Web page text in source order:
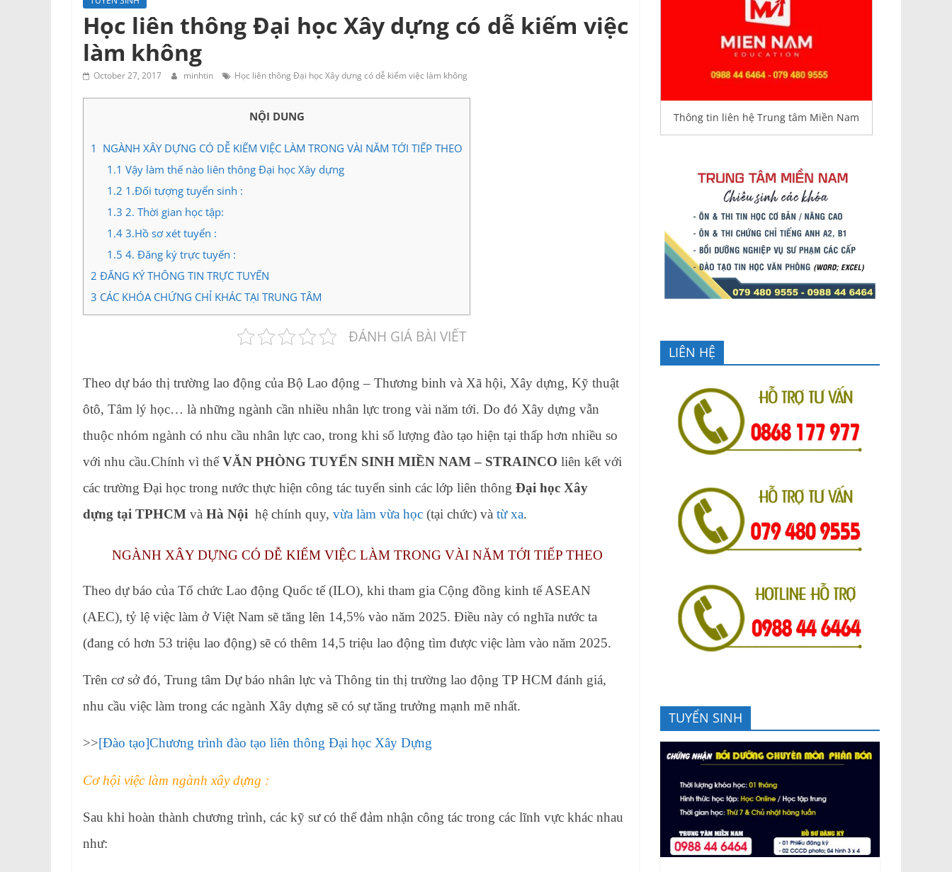
Tư
vấn
Miền
Nam
Học liên thông Đại học Xây dựng có dễ kiếm việc
làm không
October 27, 2017 minhtin Học liên thông Đại học Xây dựng có dễ kiếm việc làm không
NỘI DUNG
1 NGÀNH XÂY DỰNG CÓ DỄ KIẾM VIỆC LÀM TRONG VÀI NĂM TỚI TIẾP THEO
1.1 Vậy làm thế nào liên thông Đại học Xây dựng
1.2 1.Đối tượng tuyển sinh :
1.3 2. Thời gian học tập:
1.43.Hồ sơ xét tuyển :
1.5 4. Đăng ký trực tuyến :
2 ĐĂNG KÝ THÔNG TIN TRỰC TUYẾN
3 CÁC KHÓA CHỨNG CHỈ KHÁC TẠI TRUNG TÂM
ĐÁNH GIÁ BÀI VIẾT
Theo dự báo thị trường lao động của Bộ Lao động – Thương binh và Xã hội, Xây dựng, Kỹ thuật
ôtô, Tâm lý học… là những ngành cần nhiều nhân lực trong vài năm tới. Do đó Xây dựng vẫn
thuộc nhóm ngành có nhu cầu nhân lực cao, trong khi số lượng đào tạo hiện tại thấp hơn nhiều so
với nhu cầu.Chính vì thếVĂN PHÒNG TUYỂN SINH MIỀN NAM – STRAINCO liên kết với
các trường Đại học trong nước thực hiện công tác tuyển sinh các lớp liên thông Đại học Xây
dựng tại TPHCM và Hà Nội hệ chính quy, vừa làm vừa học (tại chức) và từ xa.
NGÀNH XÂY DỰNG CÓ DỄ KIẾM VIỆC LÀM TRONG VÀI NĂM TỚI TIẾP THEO
Theo dự báo của Tổ chức Lao động Quốc tế (ILO), khi tham gia Cộng đồng kinh tế ASEAN
(AEC), tỷ lệ việc làm ở Việt Nam sẽ tăng lên 14,5% vào năm 2025. Điều này có nghĩa nước ta
(đang có hơn 53 triệu lao động) sẽ có thêm 14,5 triệu lao động tìm được việc làm vào năm 2025.
Trên cơ sở đó, Trung tâm Dự báo nhân lực và Thông tin thị trường lao động TP HCM đánh giá,
nhu cầu việc làm trong các ngành Xây dựng sẽ có sự tăng trưởng mạnh mẽ nhất.
>>[Đào tạo]Chương trình đào tạo liên thông Đại học Xây Dựng
Cơ hội việc làm ngành xây dựng :
Sau khi hoàn thành chương trình, các kỹ sư có thể đảm nhận công tác trong các lĩnh vực khác nhau
như:
Thông tin liên hệ Trung tâm Miền Nam
LIÊN HỆ
TUYỂN SINH